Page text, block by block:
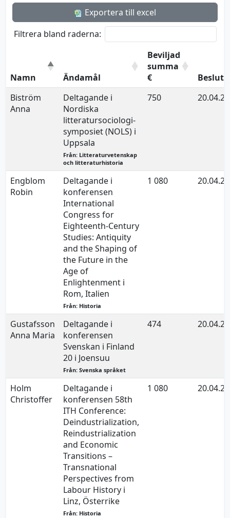
Exportera till excel
Filtrera bland raderna:
Namn Ändamål
Beviljad
summa
€
Biström
Anna
Deltagande i
Nordiska
litteratursociologi-
symposiet (NOLS) i
Uppsala
Från: Litteraturvetenskap
och litteraturhistoria
750
Engblom
Robin
Deltagande i
konferensen
International
Congress for
Eighteenth-Century
Studies: Antiquity
and the Shaping of
the Future in the
Age of
Enlightenment i
Rom, Italien
Från: Historia
1 080
Gustafsson
Anna Maria
Deltagande i
konferensen
Svenskan i Finland
20 i Joensuu
Från: Svenska språket
474
Holm
Christoffer
Deltagande i
konferensen 58th
ITH Conference:
Deindustrialization,
Reindustrialization
and Economic
Transitions –
Transnational
Perspectives from
Labour History i
Linz, Österrike
Från: Historia
1 080